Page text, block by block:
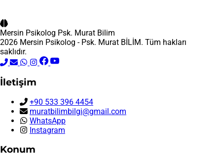
Mersin Psikolog Psk. Murat Bilim
2026 Mersin Psikolog - Psk. Murat BİLİM. Tüm hakları
saklıdır.
İletişim
+90 533 396 4454
muratbilimbilgi@gmail.com
WhatsApp
Instagram
Konum